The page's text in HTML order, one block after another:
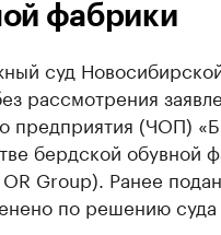
фабрики
суд
рассмотрения
предприятия (ЧОП)
бердской обувной
Group). Ранее
по решению суда